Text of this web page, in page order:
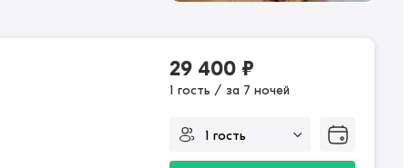
29 400 ₽
1 гость / за 7 ночей